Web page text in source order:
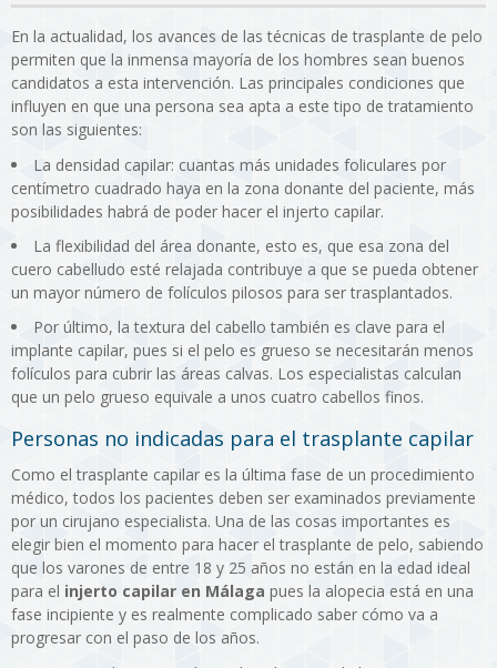
En la actualidad, los avances de las técnicas de trasplante de pelo
permiten que la inmensa mayoría de los hombres sean buenos
candidatos a esta intervención. Las principales condiciones que
influyen en que una persona sea apta a este tipo de tratamiento
son las siguientes:
La densidad capilar: cuantas más unidades foliculares por
centímetro cuadrado haya en la zona donante del paciente, más
posibilidades habrá de poder hacer el injerto capilar.
La flexibilidad del área donante, esto es, que esa zona del
cuero cabelludo esté relajada contribuye a que se pueda obtener
un mayor número de folículos pilosos para ser trasplantados.
Por último, la textura del cabello también es clave para el
implante capilar, pues si el pelo es grueso se necesitarán menos
folículos para cubrir las áreas calvas. Los especialistas calculan
que un pelo grueso equivale a unos cuatro cabellos finos.
Personas no indicadas para el trasplante capilar
Como el trasplante capilar es la última fase de un procedimiento
médico, todos los pacientes deben ser examinados previamente
por un cirujano especialista. Una de las cosas importantes es
elegir bien el momento para hacer el trasplante de pelo, sabiendo
que los varones de entre 18 y 25 años no están en la edad ideal
para el injerto capilar en Málaga pues la alopecia está en una
fase incipiente y es realmente complicado saber cómo va a
progresar con el paso de los años.